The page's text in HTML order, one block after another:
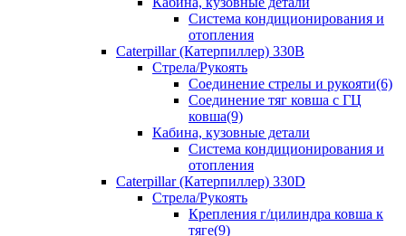
Система кондиционирования и
отопления
Caterpillar (Катерпиллер) 330B
Стрела/Рукоять
Соединение стрелы и рукояти(6)
Соединение тяг ковша с ГЦ
ковша(9)
Кабина, кузовные детали
Система кондиционирования и
отопления
Caterpillar (Катерпиллер) 330D
Стрела/Рукоять
Крепления г/цилиндра ковша к
тяге(9)